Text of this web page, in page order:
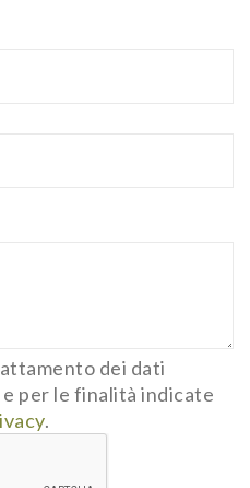
dei dati
per le finalità indicate
.